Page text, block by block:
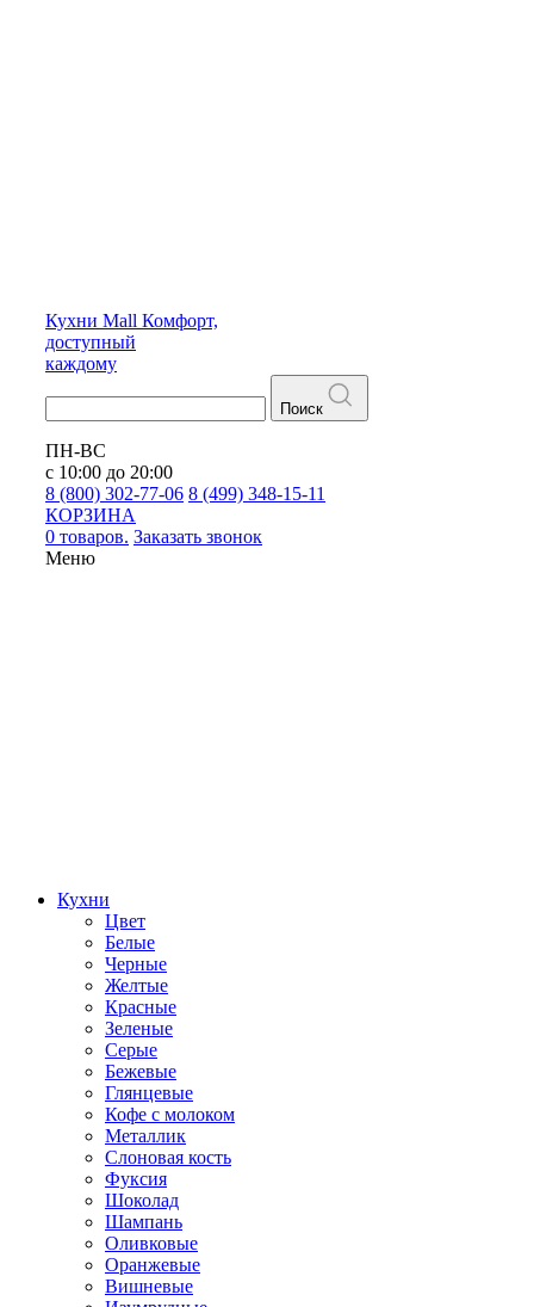
Кухни Mall Комфорт,
доступный
каждому
Поиск
ПН-ВС
с 10:00 до 20:00
8 (800) 302-77-06 8 (499) 348-15-11
КОРЗИНА
0 товаров. Заказать звонок
Меню
Кухни
Цвет
Белые
Черные
Желтые
Красные
Зеленые
Серые
Бежевые
Глянцевые
Кофе с молоком
Металлик
Слоновая кость
Фуксия
Шоколад
Шампань
Оливковые
Оранжевые
Вишневые